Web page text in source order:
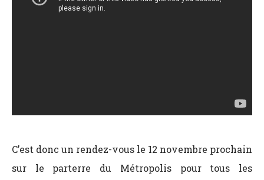
C’est donc un rendez-vous le 12 novembre prochain
sur le parterre du Métropolis pour tous les